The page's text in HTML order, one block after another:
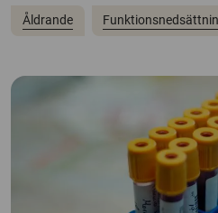
Åldrande